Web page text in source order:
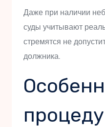
Даже при наличии
суды учитывают
стремятся не
должника.